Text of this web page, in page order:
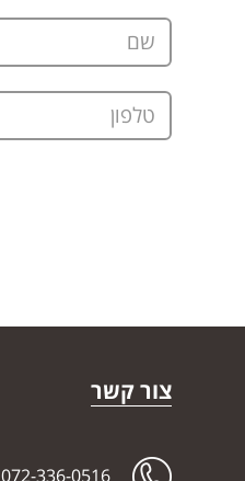
שם
טלפון
צור קשר
072-336-0516